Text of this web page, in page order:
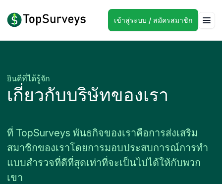
เข้าสู่ระบบ / สมัครสมาชิก
ยินดีที่ได้รู้จัก
เกี่ยวกับบริษัทของเรา
ที่ TopSurveys พันธกิจของเราคือการส่งเสริม
สมาชิกของเราโดยการมอบประสบการณ์การทำ
แบบสำรวจที่ดีที่สุดเท่าที่จะเป็นไปได้ให้กับพวก
เขา